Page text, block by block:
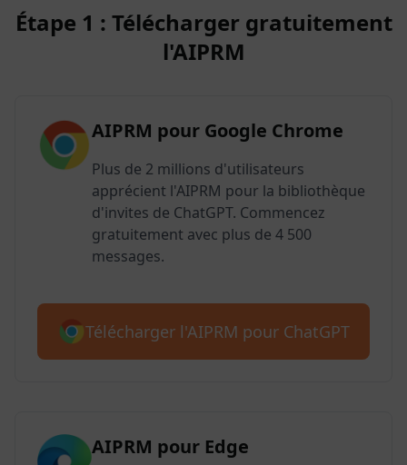
Étape 1 : Télécharger gratuitement
l'AIPRM
AIPRM pour Google Chrome
Plus de 2 millions d'utilisateurs
apprécient l'AIPRM pour la bibliothèque
d'invites de ChatGPT. Commencez
gratuitement avec plus de 4 500
messages.
Télécharger l'AIPRM pour ChatGPT
AIPRM pour Edge